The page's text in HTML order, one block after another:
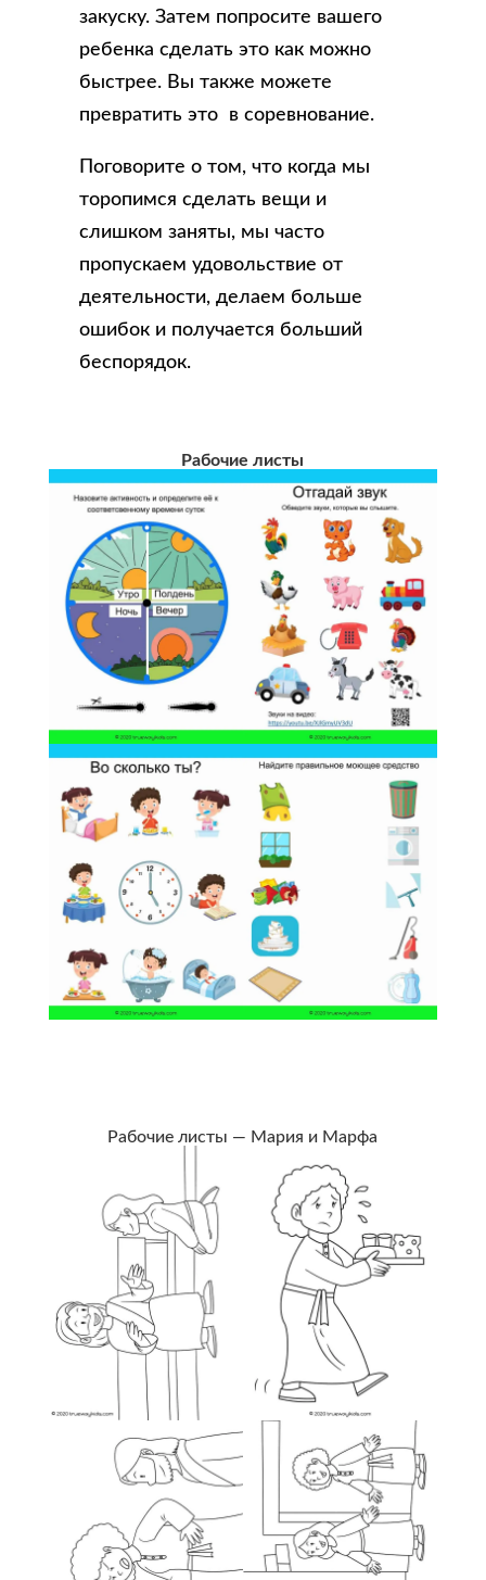
закуску. Затем попросите вашего
ребенка сделать это как можно
быстрее. Вы также можете
превратить это в соревнование.
Поговорите о том, что когда мы
торопимся сделать вещи и
слишком заняты, мы часто
пропускаем удовольствие от
деятельности, делаем больше
ошибок и получается больший
беспорядок.
Рабочие листы
Рабочие листы — Мария и Марфа